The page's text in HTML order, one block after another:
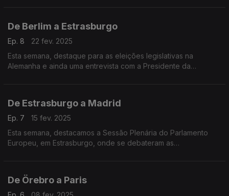
De Berlim a Estrasburgo
Ep. 8
22 fev. 2025
Esta semana, destaque para as eleições legislativas na
Alemanha e ainda uma entrevista com a Presidente da
De Estrasburgo a Madrid
Ep. 7
15 fev. 2025
Esta semana, destacamos a Sessão Plenária do Parlamento
Europeu, em Estrasburgo, onde se debateram as
De Örebro a Paris